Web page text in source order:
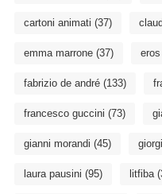
cartoni animati (37)
emma marrone(37)
fabrizio de andré(133)
francesco guccini (73)
gianni morandi (45)
laura pausini (95) litfiba